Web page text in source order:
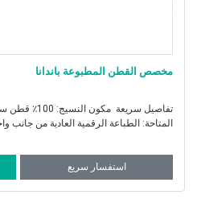
تفاصيل سريعة مكون النسيج: 100٪ قطن سماكة: 60 ثانية أو 80 ثانية الطباعة
من جانب واحد
عرض التفاصيل